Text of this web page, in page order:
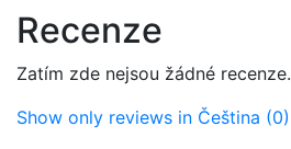
Recenze
Zatím zde nejsou žádné recenze.
Show only reviews in Čeština (0)